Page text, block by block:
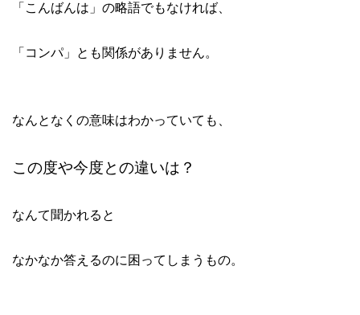
「こんばんは」の略語でもなければ、
「コンパ」とも関係がありません。
なんとなくの意味はわかっていても、
この度や今度との違いは？
なんて聞かれると
なかなか答えるのに困ってしまうもの。